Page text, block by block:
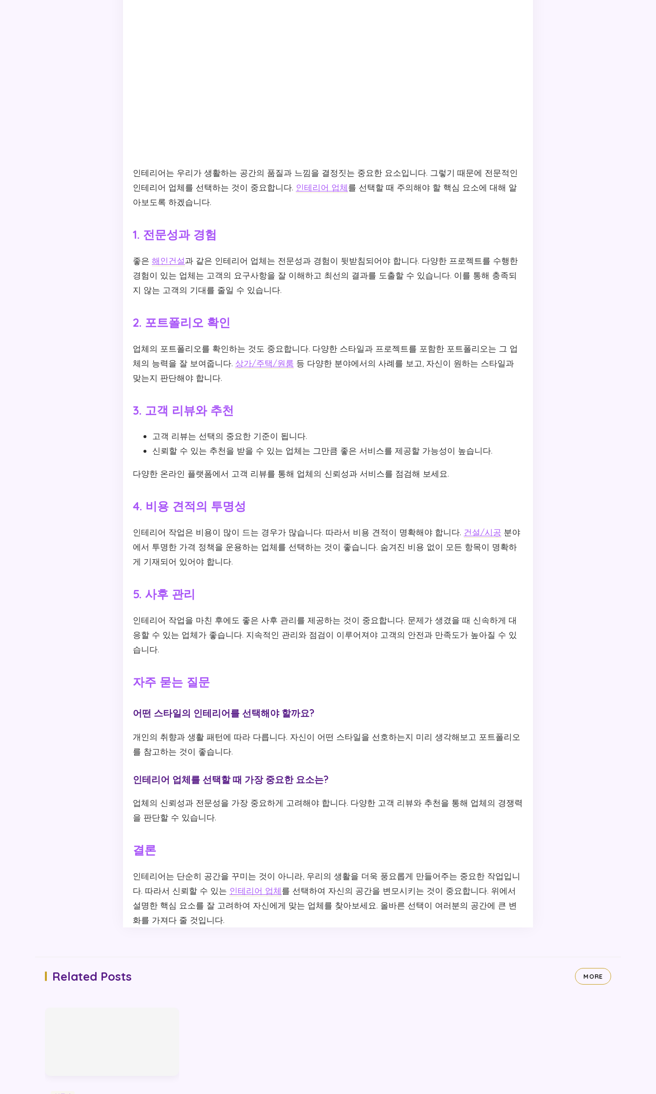
인테리어는 우리가 생활하는 공간의 품질과 느낌을 결정짓는 중요한 요소입니다. 그렇기 때문에 전문적인
인테리어 업체를 선택하는 것이 중요합니다. 인테리어 업체를 선택할 때 주의해야 할 핵심 요소에 대해 알
아보도록 하겠습니다.
1. 전문성과 경험
좋은 해인건설과 같은 인테리어 업체는 전문성과 경험이 뒷받침되어야 합니다. 다양한 프로젝트를 수행한
경험이 있는 업체는 고객의 요구사항을 잘 이해하고 최선의 결과를 도출할 수 있습니다. 이를 통해 충족되
지 않는 고객의 기대를 줄일 수 있습니다.
2. 포트폴리오 확인
업체의 포트폴리오를 확인하는 것도 중요합니다. 다양한 스타일과 프로젝트를 포함한 포트폴리오는 그 업
체의 능력을 잘 보여줍니다. 상가/주택/원룸 등 다양한 분야에서의 사례를 보고, 자신이 원하는 스타일과
맞는지 판단해야 합니다.
3. 고객 리뷰와 추천
고객 리뷰는 선택의 중요한 기준이 됩니다.
신뢰할 수 있는 추천을 받을 수 있는 업체는 그만큼 좋은 서비스를 제공할 가능성이 높습니다.
다양한 온라인 플랫폼에서 고객 리뷰를 통해 업체의 신뢰성과 서비스를 점검해 보세요.
4. 비용 견적의 투명성
인테리어 작업은 비용이 많이 드는 경우가 많습니다. 따라서 비용 견적이 명확해야 합니다. 건설/시공 분야
에서 투명한 가격 정책을 운용하는 업체를 선택하는 것이 좋습니다. 숨겨진 비용 없이 모든 항목이 명확하
게 기재되어 있어야 합니다.
5. 사후 관리
인테리어 작업을 마친 후에도 좋은 사후 관리를 제공하는 것이 중요합니다. 문제가 생겼을 때 신속하게 대
응할 수 있는 업체가 좋습니다. 지속적인 관리와 점검이 이루어져야 고객의 안전과 만족도가 높아질 수 있
습니다.
자주 묻는 질문
어떤 스타일의 인테리어를 선택해야 할까요?
개인의 취향과 생활 패턴에 따라 다릅니다. 자신이 어떤 스타일을 선호하는지 미리 생각해보고 포트폴리오
를 참고하는 것이 좋습니다.
인테리어 업체를 선택할 때 가장 중요한 요소는?
업체의 신뢰성과 전문성을 가장 중요하게 고려해야 합니다. 다양한 고객 리뷰와 추천을 통해 업체의 경쟁력
을 판단할 수 있습니다.
결론
인테리어는 단순히 공간을 꾸미는 것이 아니라, 우리의 생활을 더욱 풍요롭게 만들어주는 중요한 작업입니
다. 따라서 신뢰할 수 있는 인테리어 업체를 선택하여 자신의 공간을 변모시키는 것이 중요합니다. 위에서
설명한 핵심 요소를 잘 고려하여 자신에게 맞는 업체를 찾아보세요. 올바른 선택이 여러분의 공간에 큰 변
화를 가져다 줄 것입니다.
Related Posts MORE